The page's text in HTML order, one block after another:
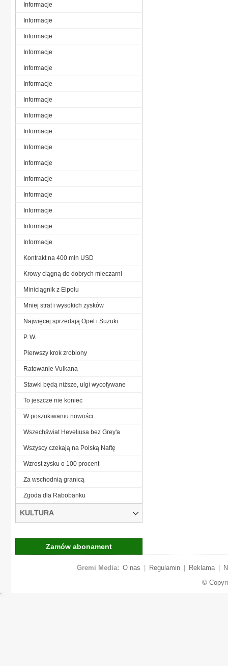
Informacje
Informacje
Informacje
Informacje
Informacje
Informacje
Informacje
Informacje
Informacje
Informacje
Informacje
Informacje
Informacje
Informacje
Informacje
Informacje
Kontrakt na 400 mln USD
Krowy ciągną do dobrych mleczarni
Miniciągnik z Elpolu
Mniej strat i wysokich zysków
Najwięcej sprzedają Opel i Suzuki
P. W.
Pierwszy krok zrobiony
Ratowanie Vulkana
Stawki będą niższe, ulgi wycofywane
To jeszcze nie koniec
W poszukiwaniu nowości
Wszechświat Heveliusa bez Grey'a
Wszyscy czekają na Polską Naftę
Wzrost zysku o 100 procent
Za wschodnią granicą
Zgoda dla Rabobanku
KULTURA
Zamów abonament
Gremi Media: O nas Regulamin Reklama
©